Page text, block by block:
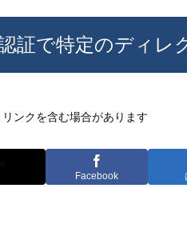
証で特定のディレ
ンクを含む場合があります
Facebook